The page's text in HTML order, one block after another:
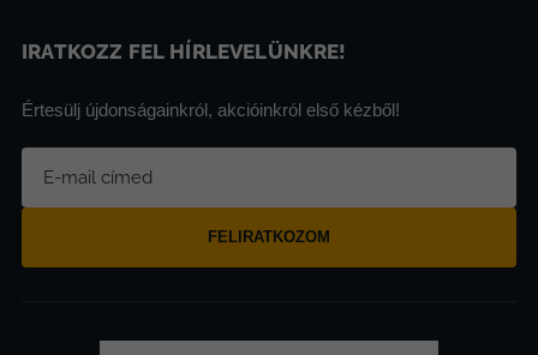
IRATKOZZ FEL HÍRLEVELÜNKRE!
Értesülj újdonságainkról, akcióinkról első kézből!
FELIRATKOZOM